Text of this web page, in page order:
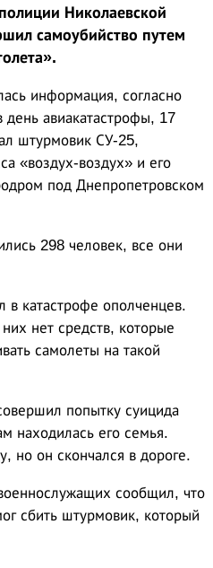
Николаевской
самоубийство путем
информация, согласно
авиакатастрофы, 17
штурмовик СУ-25,
«воздух-воздух» и его
под Днепропетровском
298 человек, все они
катастрофе ополченцев.
нет средств, которые
самолеты на такой
попытку суицида
находилась его семья.
но он скончался в дороге.
сообщил, что
сбить штурмовик, который